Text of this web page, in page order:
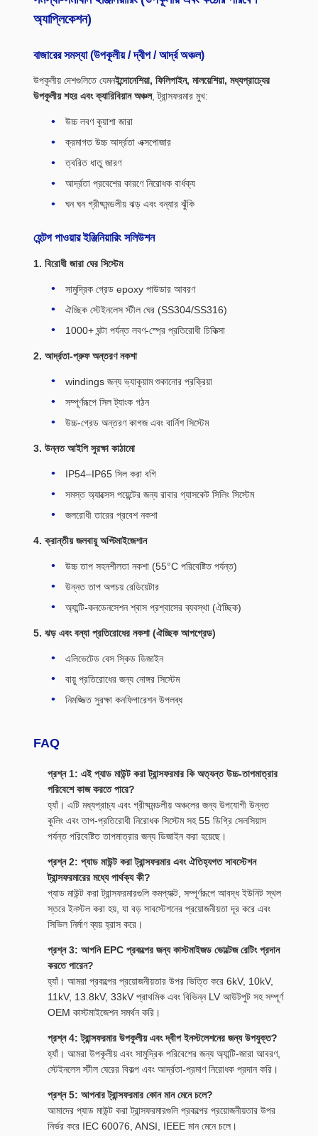
অ্যাপ্লিকেশন)
বাজারের সমস্যা (উপকূলীয় / দ্বীপ / আর্দ্র অঞ্চল)
উপকূলীয় দেশগুলিতে যেমনইন্দোনেশিয়া, ফিলিপাইন, মালয়েশিয়া, মধ্যপ্রাচ্যের
উপকূলীয় শহর এবং ক্যারিবিয়ান অঞ্চল, ট্রান্সফরমার মুখ:
উচ্চ লবণ কুয়াশা জারা
ক্রমাগত উচ্চ আর্দ্রতা এক্সপোজার
ত্বরিত ধাতু জারণ
আর্দ্রতা প্রবেশের কারণে নিরোধক বার্ধক্য
ঘন ঘন গ্রীষ্মমন্ডলীয় ঝড় এবং বন্যার ঝুঁকি
হেন্টগ পাওয়ার ইঞ্জিনিয়ারিং সলিউশন
1. বিরোধী জারা ঘের সিস্টেম
সামুদ্রিক গ্রেড epoxy পাউডার আবরণ
ঐচ্ছিক স্টেইনলেস স্টীল ঘের (SS304/SS316)
1000+ ঘন্টা পর্যন্ত লবণ-স্প্রে প্রতিরোধী চিকিত্সা
2. আর্দ্রতা-প্রুফ অন্তরণ নকশা
windings জন্য ভ্যাকুয়াম শুকানোর প্রক্রিয়া
সম্পূর্ণরূপে সিল ট্যাংক গঠন
উচ্চ-গ্রেড অন্তরণ কাগজ এবং বার্নিশ সিস্টেম
3. উন্নত আইপি সুরক্ষা কাঠামো
IP54–IP65 সিল করা বগি
সমস্ত অ্যাক্সেস পয়েন্টের জন্য রাবার গ্যাসকেট সিলিং সিস্টেম
জলরোধী তারের প্রবেশ নকশা
4. ক্রান্তীয় জলবায়ু অপ্টিমাইজেশান
উচ্চ তাপ সহনশীলতা নকশা (55°C পরিবেষ্টিত পর্যন্ত)
উন্নত তাপ অপচয় রেডিয়েটার
অ্যান্টি-কনডেনসেশন শ্বাস প্রশ্বাসের ব্যবস্থা (ঐচ্ছিক)
5. ঝড় এবং বন্যা প্রতিরোধের নকশা (ঐচ্ছিক আপগ্রেড)
এলিভেটেড বেস স্কিড ডিজাইন
বায়ু প্রতিরোধের জন্য নোঙ্গর সিস্টেম
নিমজ্জিত সুরক্ষা কনফিগারেশন উপলব্ধ
FAQ
প্রশ্ন 1: এই প্যাড মাউন্ট করা ট্রান্সফরমার কি অত্যন্ত উচ্চ-তাপমাত্রার
পরিবেশে কাজ করতে পারে?
হ্যাঁ। এটি মধ্যপ্রাচ্য এবং গ্রীষ্মমন্ডলীয় অঞ্চলের জন্য উপযোগী উন্নত
কুলিং এবং তাপ-প্রতিরোধী নিরোধক সিস্টেম সহ 55 ডিগ্রি সেলসিয়াস
পর্যন্ত পরিবেষ্টিত তাপমাত্রার জন্য ডিজাইন করা হয়েছে।
প্রশ্ন 2: প্যাড মাউন্ট করা ট্রান্সফরমার এবং ঐতিহ্যগত সাবস্টেশন
ট্রান্সফরমারের মধ্যে পার্থক্য কী?
প্যাড মাউন্ট করা ট্রান্সফরমারগুলি কমপ্যাক্ট, সম্পূর্ণরূপে আবদ্ধ ইউনিট স্থল
স্তরে ইনস্টল করা হয়, যা বড় সাবস্টেশনের প্রয়োজনীয়তা দূর করে এবং
সিভিল নির্মাণ ব্যয় হ্রাস করে।
প্রশ্ন 3: আপনি EPC প্রকল্পের জন্য কাস্টমাইজড ভোল্টেজ রেটিং প্রদান
করতে পারেন?
হ্যাঁ। আমরা প্রকল্পের প্রয়োজনীয়তার উপর ভিত্তি করে 6kV, 10kV,
11kV, 13.8kV, 33kV প্রাথমিক এবং বিভিন্ন LV আউটপুট সহ সম্পূর্ণ
OEM কাস্টমাইজেশন সমর্থন করি।
প্রশ্ন 4: ট্রান্সফরমার উপকূলীয় এবং দ্বীপ ইনস্টলেশনের জন্য উপযুক্ত?
হ্যাঁ। আমরা উপকূলীয় এবং সামুদ্রিক পরিবেশের জন্য অ্যান্টি-জারা আবরণ,
স্টেইনলেস স্টীল ঘেরের বিকল্প এবং আর্দ্রতা-প্রমাণ নিরোধক প্রদান করি।
প্রশ্ন 5: আপনার ট্রান্সফরমার কোন মান মেনে চলে?
আমাদের প্যাড মাউন্ট করা ট্রান্সফরমারগুলি প্রকল্পের প্রয়োজনীয়তার উপর
নির্ভর করে IEC 60076, ANSI, IEEE মান মেনে চলে।